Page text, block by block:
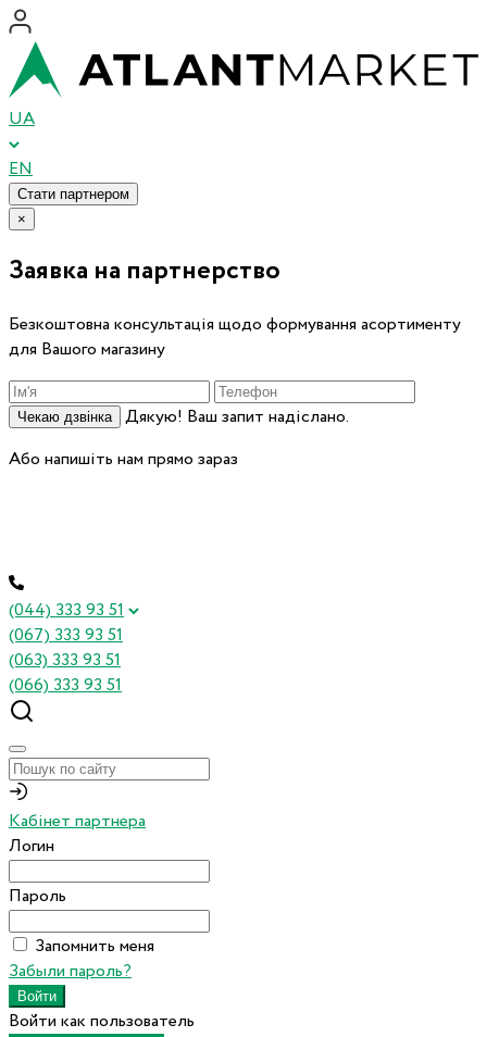
UA
EN
Стати партнером
×
Заявка на партнерство
Безкоштовна консультація щодо формування асортименту
для Вашого магазину
Чекаю дзвінка
Дякую! Ваш запит надіслано.
Або напишіть нам прямо зараз
(044) 333 93 51
(067) 333 93 51
(063) 333 93 51
(066) 333 93 51
Кабінет партнера
Логин
Пароль
Запомнить меня
Забыли пароль?
Войти как пользователь